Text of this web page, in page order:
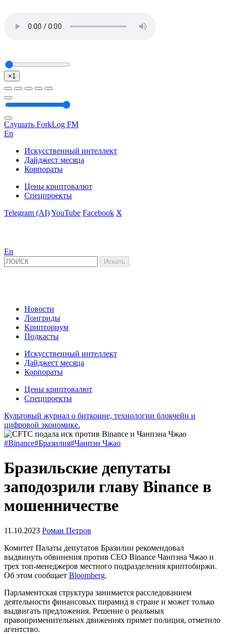
×1
Слушать ForkLog FM
En
Искусственный интеллект
Дайджест месяца
Корпораты
Цены криптовалют
Спецпроекты
Telegram (AI)YouTube Facebook X
En
Новости
Лонгриды
Крипториум
Подкасты
Искусственный интеллект
Дайджест месяца
Корпораты
Цены криптовалют
Спецпроекты
Культовый журнал о биткоине, технологии блокчейн и
цифровой экономике.
#Binance#Бразилия#Чанпэн Чжао
Бразильские депутаты
заподозрили главу Binance в
мошенничестве
11.10.2023 Роман Петров
Комитет Палаты депутатов Бразилии рекомендовал
выдвинуть обвинения против CEO Binance Чанпэна Чжао и
трех топ-менеджеров местного подразделения криптобиржи.
Об этом сообщает Bloomberg.
Парламентская структура занимается расследованием
деятельности финансовых пирамид в стране и может только
выдвигать предложения. Решение о реальных
правоприменительных движениях примет полиция, отметило
агентство.